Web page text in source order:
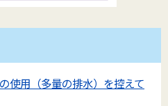
使用（多量の排水）を控えて